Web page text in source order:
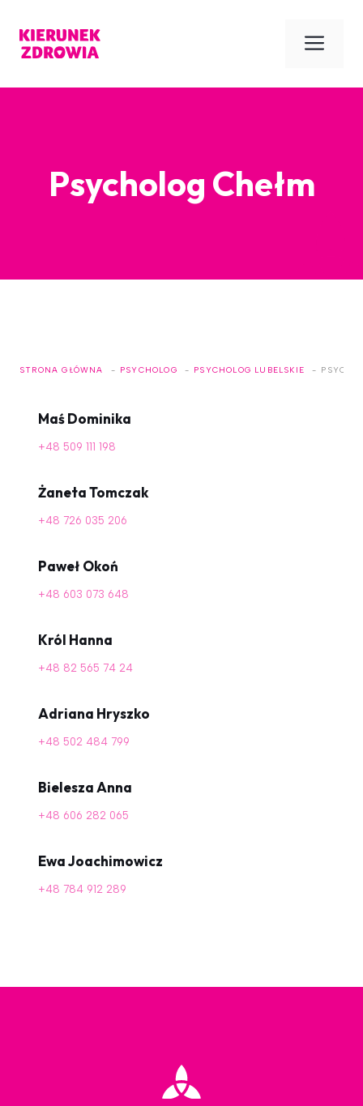
treści
Psycholog Chełm
STRONA GŁÓWNA PSYCHOLOG PSYCHOLOG LUBELSKIE
Maś Dominika
+48 509 111 198
Żaneta Tomczak
+48 726 035 206
Paweł Okoń
+48 603 073 648
Król Hanna
+48 82 565 74 24
Adriana Hryszko
+48 502 484 799
Bielesza Anna
+48 606 282 065
Ewa Joachimowicz
+48 784 912 289